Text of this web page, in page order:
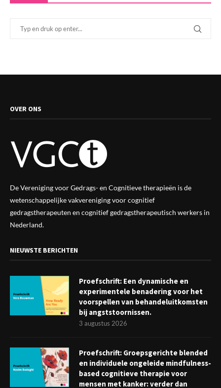
OVER ONS
De Vereniging voor Gedrags- en Cognitieve therapieën is de
wetenschappelijke vakverenigingvoor cognitief
gedragstherapeuten en cognitief gedragstherapeutisch werkers in
Nederland.
NIEUWSTE BERICHTEN
Proefschrift: Een dynamische en
experimentele benadering voor het
voorspellen van behandeluitkomsten
bij angststoornissen.
3 augustus 2026
Proefschrift: Groepsgerichte blended
en individuele ongeleide mindfulness-
based cognitieve therapie voor
mensen met kanker: verder dan